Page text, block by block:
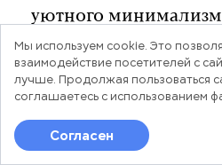
уютного
романтических
шикарный, а вот
придется
площадь самой
30 кв.м.
Мы используем cookie. Это
взаимодействие посетителей с
лучше. Продолжая пользоваться
соглашаетесь с использованием
Согласен